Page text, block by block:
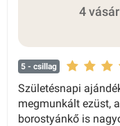
4
5 - csillag
Születésnapi
megmunkált ezüst, a
borostyánkő is